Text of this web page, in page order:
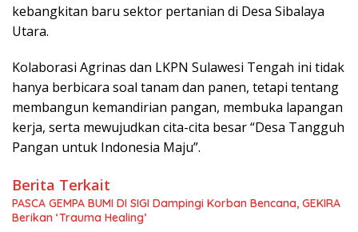
kebangkitan baru sektor pertanian di Desa Sibalaya
Utara.
Kolaborasi Agrinas dan LKPN Sulawesi Tengah ini tidak
hanya berbicara soal tanam dan panen, tetapi tentang
membangun kemandirian pangan, membuka lapangan
kerja, serta mewujudkan cita-cita besar “Desa Tangguh
Pangan untuk Indonesia Maju”.
Berita Terkait
PASCA GEMPA BUMI DI SIGI Dampingi Korban Bencana, GEKIRA
Berikan ‘Trauma Healing’